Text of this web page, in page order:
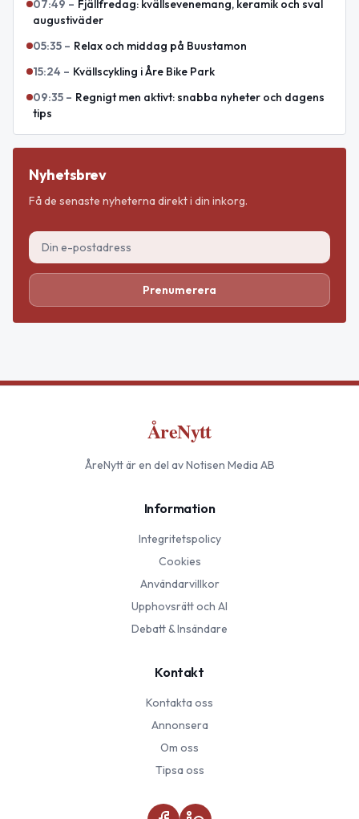
07:49 – Fjällfredag: kvällsevenemang, keramik och sval
augustiväder
05:35 – Relax och middag på Buustamon
15:24 – Kvällscykling i Åre Bike Park
09:35 – Regnigt men aktivt: snabba nyheter och dagens
tips
Nyhetsbrev
Få de senaste nyheterna direkt i din inkorg.
Prenumerera
ÅreNytt
ÅreNyttär en del av Notisen Media AB
Information
Integritetspolicy
Cookies
Användarvillkor
Upphovsrätt och AI
Debatt & Insändare
Kontakt
Kontakta oss
Annonsera
Om oss
Tipsa oss